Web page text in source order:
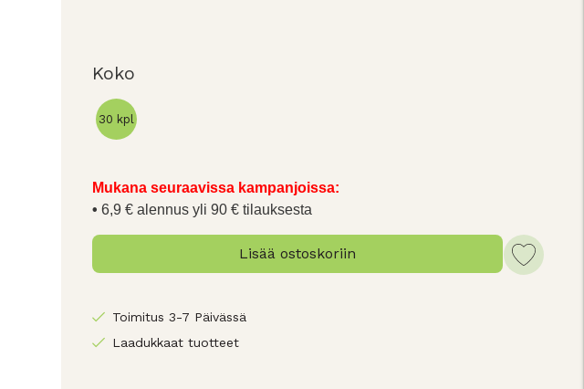
Koko
30 kpl
Mukana seuraavissa kampanjoissa:
6,9 € alennus yli 90 € tilauksesta
Lisää ostoskoriin
Toimitus 3-7 Päivässä
Laadukkaat tuotteet